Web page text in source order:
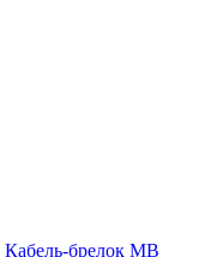
Кабель-брелок MB